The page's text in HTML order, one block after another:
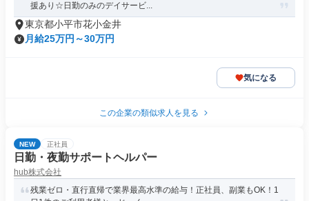
援あり☆日勤のみのデイサービ...
東京都小平市花小金井
月給25万円～30万円
気になる
この企業の類似求人を見る
NEW 正社員
日勤・夜勤サポートヘルパー
hub株式会社
残業ゼロ・直行直帰で業界最高水準の給与！正社員、副業もOK！1